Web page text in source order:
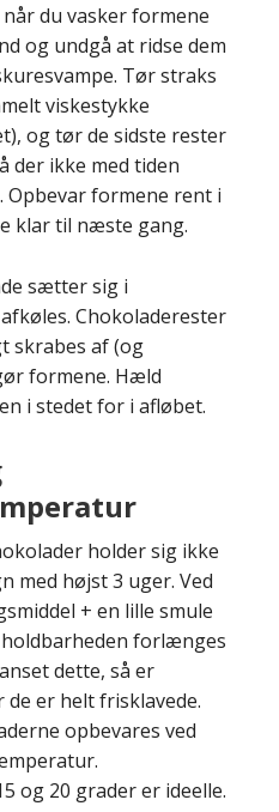
du vasker formene
og undgå at ridse dem
Tør straks
viskestykke
og tør de sidste rester
der ikke med tiden
formene rent i
klar til næste gang.
sætter sig i
Chokoladerester
skrabes af (og
formene. Hæld
i stedet for i afløbet.
holder sig ikke
med højst 3 uger. Ved
+ en lille smule
forlænges
dette, så er
er helt frisklavede.
opbevares ved
og 20 grader er ideelle.